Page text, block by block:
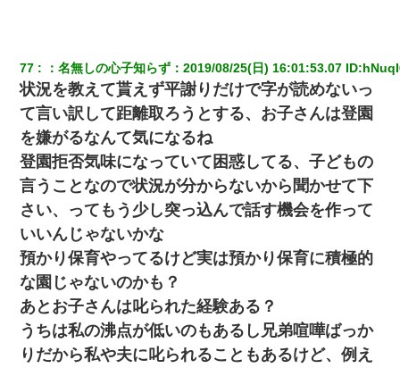
77 ：名無しの心子知らず ：2019/08/25(日) 16:01:53.07 ID:
状況を教えて貰えず平謝りだけで字が読めないっ
て言い訳して距離取ろうとする、お子さんは登園
を嫌がるなんて気になるね
登園拒否気味になっていて困惑してる、子どもの
言うことなので状況が分からないから聞かせて下
さい、ってもう少し突っ込んで話す機会を作って
いいんじゃないかな
預かり保育やってるけど実は預かり保育に積極的
な園じゃないのかも？
あとお子さんは叱られた経験ある？
うちは私の沸点が低いのもあるし兄弟喧嘩ばっか
りだから私や夫に叱られることもあるけど、例え